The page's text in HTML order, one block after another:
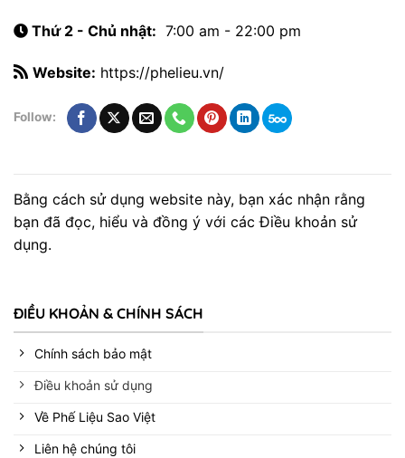
Thứ 2 - Chủ nhật: 7:00 am - 22:00 pm
Website: https://phelieu.vn/
Follow:
Bằng cách sử dụng website này, bạn xác nhận rằng
bạn đã đọc, hiểu và đồng ý với các Điều khoản sử
dụng.
ĐIỀU KHOẢN & CHÍNH SÁCH
Chính sách bảo mật
Điều khoản sử dụng
Về Phế Liệu Sao Việt
Liên hệ chúng tôi